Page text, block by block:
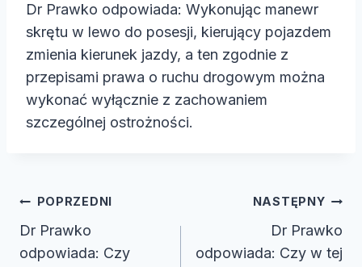
d
e
o
Dr Prawko odpowiada: Wykonując manewr
skrętu w lewo do posesji, kierujący pojazdem
zmienia kierunek jazdy, a ten zgodnie z
przepisami prawa o ruchu drogowym można
wykonać wyłącznie z zachowaniem
szczególnej ostrożności.
Nawigacja
wpisu
POPRZEDNI
Dr Prawko
odpowiada: Czy
NASTĘPNY
Dr Prawko
odpowiada: Czy w tej